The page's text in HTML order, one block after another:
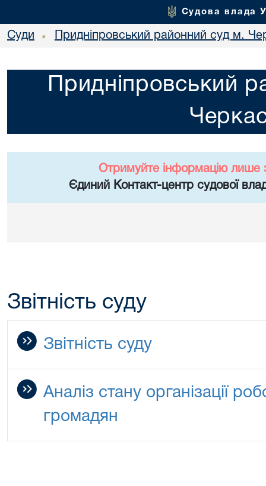
Судова влада
Суди • Придніпровський районний суд м.
Придніпровський
Отримуйте інформацію лише
Єдиний Контакт-центр судової
Звітність суду
Звітність суду
Аналіз стану організації
громадян